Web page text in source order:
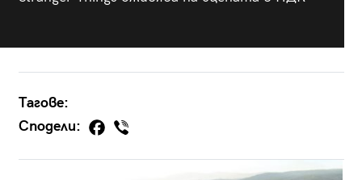
Тагове:
Сподели: